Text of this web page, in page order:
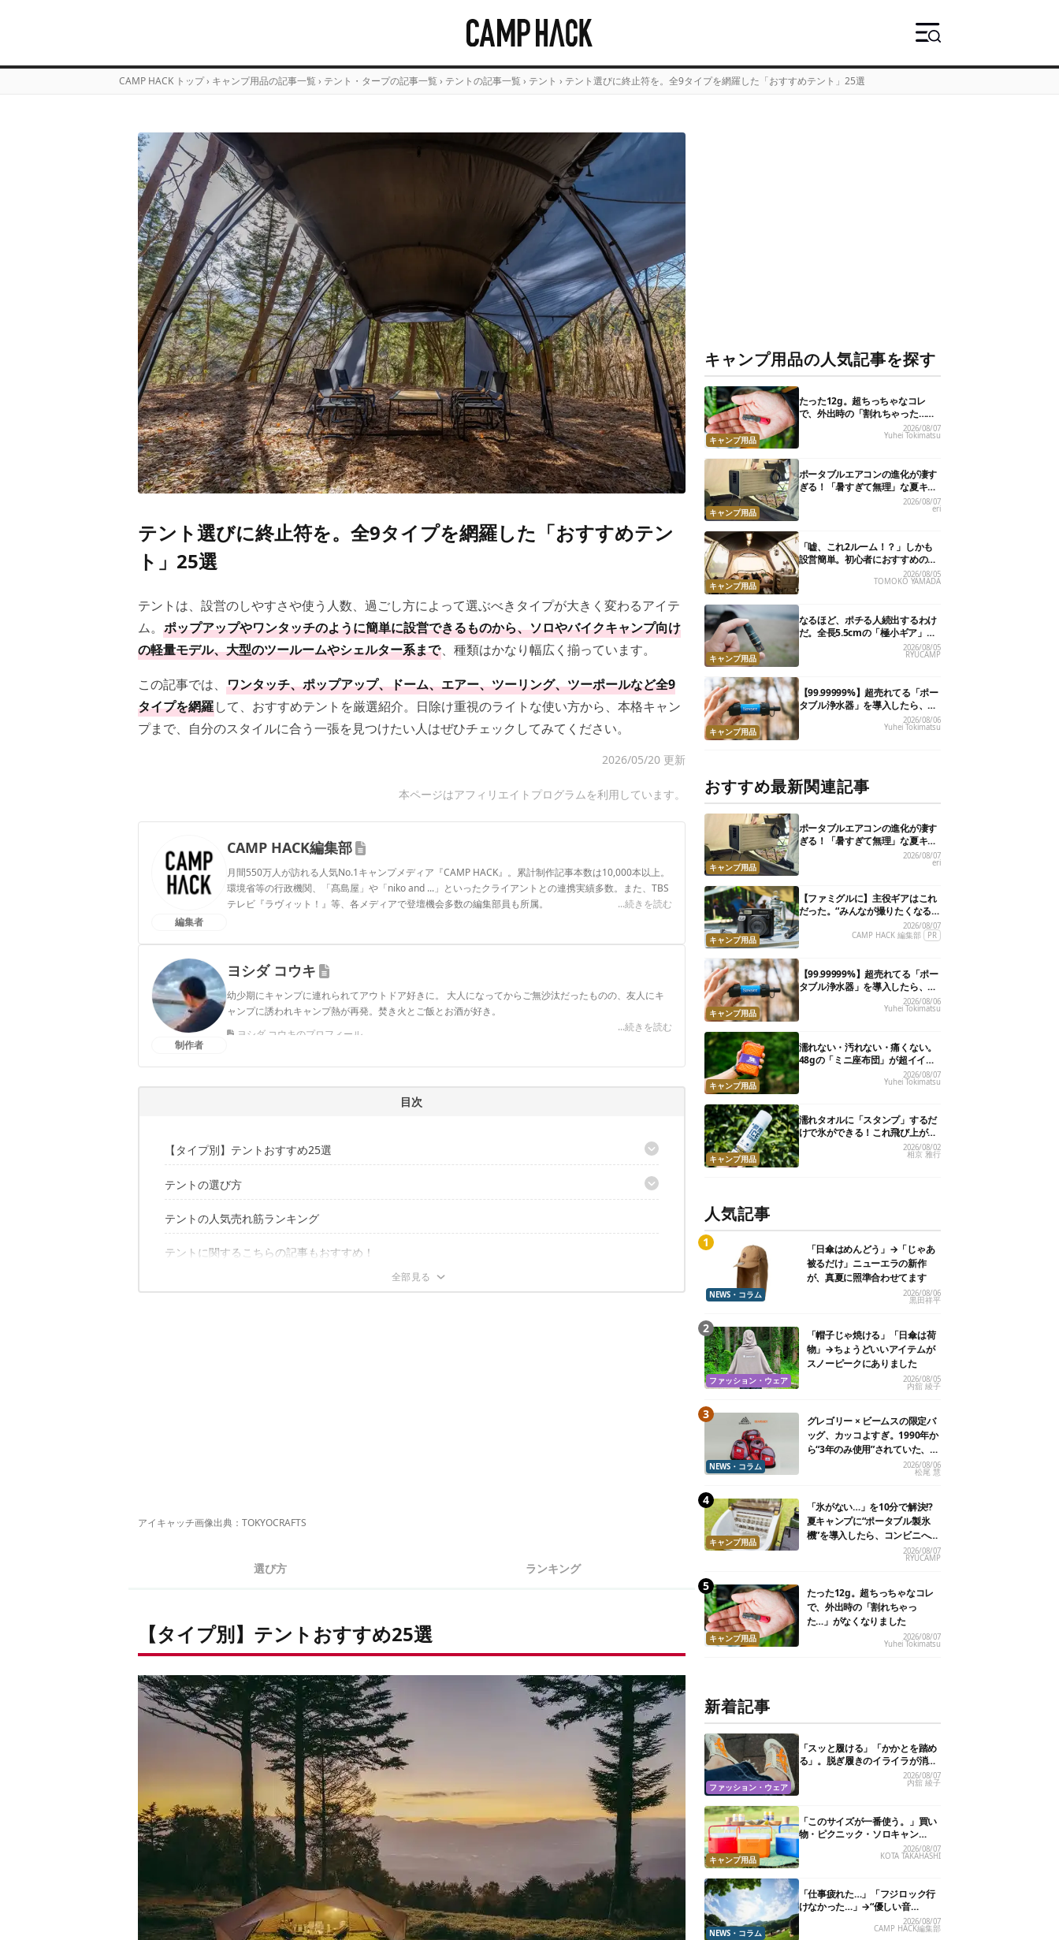
CAMP HACK トップ › キャンプ用品の記事一覧 › テント・タープの記事一覧 › テントの記事一覧 › テント › テント選びに終止符を。全9タイプを網羅した「おすすめテント」25選
テント選びに終止符を。全9タイプを網羅した「おすすめテン
ト」25選
テントは、設営のしやすさや使う人数、過ごし方によって選ぶべきタイプが大きく変わるアイテ
ム。 ポップアップやワンタッチのように簡単に設営できるものから、ソロやバイクキャンプ向け
の軽量モデル、大型のツールームやシェルター系まで、種類はかなり幅広く揃っています。
この記事では、 ワンタッチ、ポップアップ、ドーム、エアー、ツーリング、ツーポールなど全9
タイプを網羅して、おすすめテントを厳選紹介。日除け重視のライトな使い方から、本格キャン
プまで、自分のスタイルに合う一張を見つけたい人はぜひチェックしてみてください。
2026/05/20 更新
本ページはアフィリエイトプログラムを利用しています。
編集者
CAMP HACK編集部
月間550万人が訪れる人気No.1キャンプメディア『CAMP HACK』。累計制作記事本数は10,000本以上。
環境省等の行政機関、「髙島屋」や「niko and ...」といったクライアントとの連携実績多数。また、TBS
テレビ『ラヴィット！』等、各メディアで登壇機会多数の編集部員も所属。
...続きを読む
制作者
ヨシダ コウキ
幼少期にキャンプに連れられてアウトドア好きに。 大人になってからご無沙汰だったものの、友人にキ
ャンプに誘われキャンプ熱が再発。焚き火とご飯とお酒が好き。
...続きを読む
ヨシダ コウキのプロフィール
目次
【タイプ別】テントおすすめ25選
ワンタッチテントのおすすめ2選
ポップアップテントのおすすめ3選
ワンポールテントのおすすめ3選
ドームテントのおすすめ3選
パップテントのおすすめ2選
ツーリングテントのおすすめ2選
テントの選び方
タイプ｜使用する人数や目的から選ぼう
サイズ｜使用人数+1人ならゆったり使える
素材｜軽いのはポリエステル・ナイロン、火に強いのはTC
通気性｜大型メッシュやベンチレーターが多いと◎
テントの人気売れ筋ランキング
テントに関するこちらの記事もおすすめ！
アイキャッチ画像出典： TOKYOCRAFTS
選び方 ランキング
【タイプ別】テントおすすめ25選
キャンプ用品の人気記事を探す
キャンプ用品
たった12g。超ちっちゃなコレ
で、外出時の「割れちゃった…」
2026/08/07
Yuhei Tokimatsu
キャンプ用品
ポータブルエアコンの進化が凄す
ぎる！「暑すぎて無理」な夏キャ
ンプを激変させる最新5選2026/08/07
eri
キャンプ用品
「嘘、これ2ルーム！？」しかも
設営簡単。初心者におすすめの最
新“おしゃれ広々テント”7選2026/08/05
TOMOKO YAMADA
キャンプ用品
なるほど、ポチる人続出するわけ
だ。全長5.5cmの「極小ギア」を
使って分かったほんとの魅力2026/08/05
RYUCAMP
キャンプ用品
【99.99999%】超売れてる「ポー
タブル浄水器」を導入したら、防
災が明確に自分ごと化した2026/08/06
Yuhei Tokimatsu
おすすめ最新関連記事
キャンプ用品
ポータブルエアコンの進化が凄す
ぎる！「暑すぎて無理」な夏キャ
ンプを激変させる最新5選2026/08/07
eri
キャンプ用品
【ファミグルに】主役ギアはこれ
だった。“みんなが撮りたくなる
カメラ”が楽しすぎる！
2026/08/07
CAMP HACK 編集部
PR
キャンプ用品
【99.99999%】超売れてる「ポー
タブル浄水器」を導入したら、防
災が明確に自分ごと化した2026/08/06
Yuhei Tokimatsu
キャンプ用品
濡れない・汚れない・痛くない。
48gの「ミニ座布団」が超イイ具
合
2026/08/07
Yuhei Tokimatsu
キャンプ用品
濡れタオルに「スタンプ」するだ
けで氷ができる！これ飛び上がる
くらい涼しくて最高だった2026/08/02
相京 雅行
人気記事
NEWS・コラム
「日傘はめんどう」→「じゃあ
被るだけ」ニューエラの新作
が、真夏に照準合わせてます
2026/08/06
黒田祥平
ファッション・ウェア
「帽子じゃ焼ける」「日傘は荷
物」→ちょうどいいアイテムが
スノーピークにありました
2026/08/05
内舘 綾子
NEWS・コラム
グレゴリー × ビームスの限定バ
ッグ、カッコよすぎ。1990年か
ら“3年のみ使用”されていた、紫
2026/08/06
松尾 慧
キャンプ用品
「氷がない…」を10分で解決!?
夏キャンプに“ポータブル製氷
機”を導入したら、コンビニへ走
2026/08/07
RYUCAMP
キャンプ用品
たった12g。超ちっちゃなコレ
で、外出時の「割れちゃっ
た…」がなくなりました
2026/08/07
Yuhei Tokimatsu
新着記事
ファッション・ウェア
「スッと履ける」「かかとを踏め
る」。脱ぎ履きのイライラが消え
る快適“スニーカーサンダル”6選
2026/08/07
内舘 綾子
キャンプ用品
「このサイズが一番使う。」買い
物・ピクニック・ソロキャン
に“ちょうどいい”小型クーラーボ
ックス13選
2026/08/07
KOTA TAKAHASHI
NEWS・コラム
「仕事疲れた…」「フジロック行
けなかった…」→“優しい音
楽”と“大きな自然”で治癒。まだ間
に合います。
2026/08/07
CAMP HACK編集部